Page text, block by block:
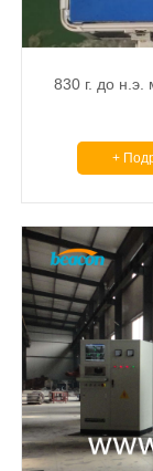
830 г. до
+